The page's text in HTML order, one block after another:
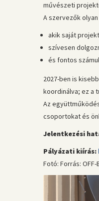
művészeti
A szervezők
akik saját
szívesen
és fontos
2027-ben is
koordinálva; ez a
Az
csoportokat és
Jelentkezési
Pályázati kiírás:
Fotó: Forrás: OFF-